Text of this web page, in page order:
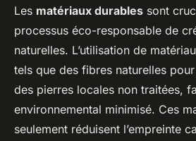
Les matériaux durables sont
processus éco-responsable de
naturelles. L’utilisation de
tels que des fibres naturelles
des pierres locales non traitées,
environnemental minimisé. Ces
seulement réduisent l’empreinte